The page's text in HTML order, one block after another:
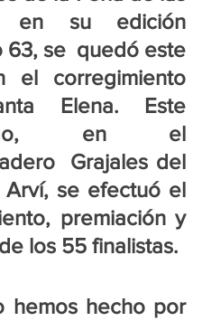
en su edición
63, se  quedó este
el corregimiento
Elena. Este
en el
Grajales del
Arví, se efectuó el
premiación y
los 55 finalistas.
hemos hecho por